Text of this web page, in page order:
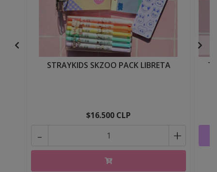
STRAYKIDS SKZOO PACK LIBRETA
$16.500 CLP
+
-